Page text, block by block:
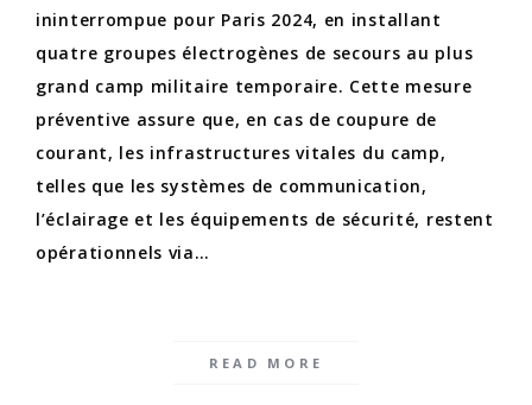
ininterrompue pour Paris 2024, en installant
quatre groupes électrogènes de secours au plus
grand camp militaire temporaire. Cette mesure
préventive assure que, en cas de coupure de
courant, les infrastructures vitales du camp,
telles que les systèmes de communication,
l’éclairage et les équipements de sécurité, restent
opérationnels via…
READ MORE